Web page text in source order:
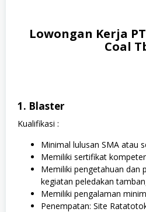
Lowongan Kerja
Coal
1. Blaster
Kualifikasi :
Minimal lulusan SMA atau
Memiliki sertifikat
Memiliki pengetahuan dan
kegiatan peledakan
Memiliki pengalaman
Penempatan: Site